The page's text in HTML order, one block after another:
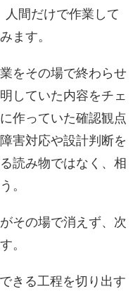
人間だけで作業して
ます。
をその場で終わらせ
していた内容をチェ
作っていた確認観点
害対応や設計判断を
読み物ではなく、相
。
その場で消えず、次
。
きる工程を切り出す